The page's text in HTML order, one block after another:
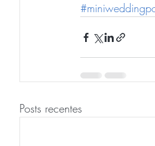
Posts recentes